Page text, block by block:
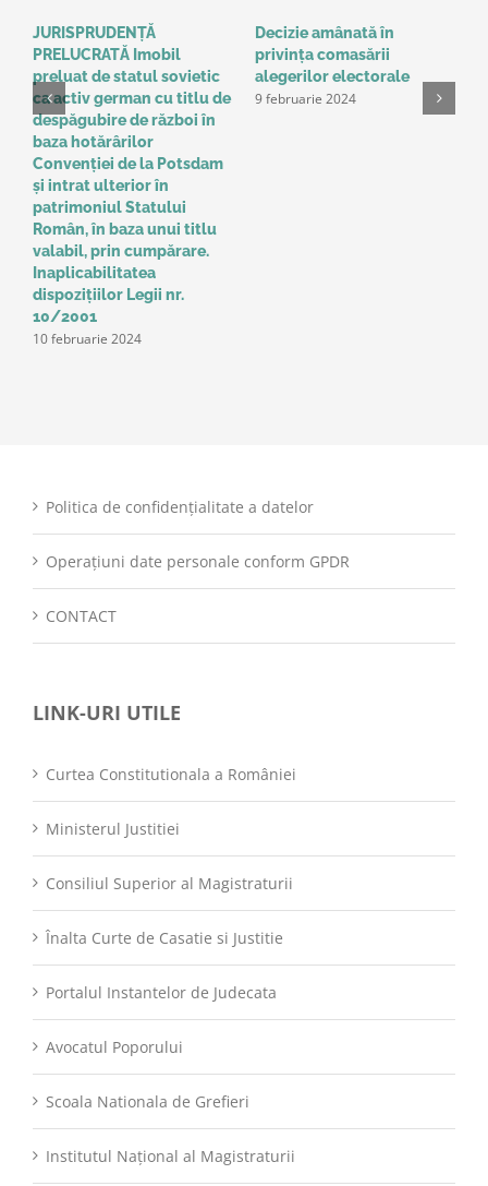
JURISPRUDENȚĂ
PRELUCRATĂ Imobil
preluat de statul sovietic
ca activ german cu titlu de
despăgubire de război în
baza hotărârilor
Convenţiei de la Potsdam
și intrat ulterior în
patrimoniul Statului
Român, în baza unui titlu
valabil, prin cumpărare.
Inaplicabilitatea
dispozițiilor Legii nr.
10/2001
10 februarie 2024
Decizie amânată în
privinţa comasării
alegerilor electorale
9 februarie 2024
Politica de confidențialitate a datelor
Operațiuni date personale conform GPDR
CONTACT
LINK-URI UTILE
Curtea Constitutionala a României
Ministerul Justitiei
Consiliul Superior al Magistraturii
Înalta Curte de Casatie si Justitie
Portalul Instantelor de Judecata
Avocatul Poporului
Scoala Nationala de Grefieri
Institutul Național al Magistraturii